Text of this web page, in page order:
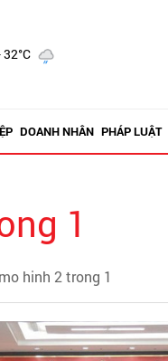
DOANH NHÂN PHÁP LUẬT
1
hinh 2 trong 1